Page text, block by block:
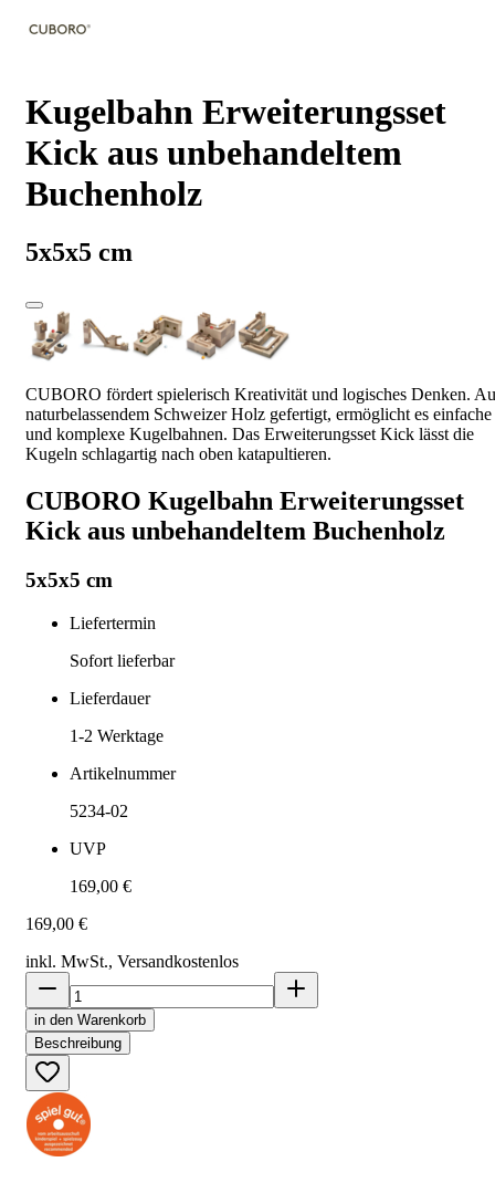
Kugelbahn Erweiterungsset
Kick aus unbehandeltem
Buchenholz
5x5x5 cm
CUBORO fördert spielerisch Kreativität und logisches Denken.
naturbelassendem Schweizer Holz gefertigt, ermöglicht es einfache
und komplexe Kugelbahnen. Das Erweiterungsset Kick lässt die
Kugeln schlagartig nach oben katapultieren.
CUBORO Kugelbahn Erweiterungsset
Kick aus unbehandeltem Buchenholz
5x5x5 cm
Liefertermin
Sofort lieferbar
Lieferdauer
1-2 Werktage
Artikelnummer
5234-02
UVP
169,00 €
169,00 €
inkl. MwSt., Versandkostenlos
in den Warenkorb
Beschreibung